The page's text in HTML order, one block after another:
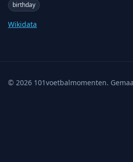
birthday
Wikidata
© 2026 101voetbalmomenten.